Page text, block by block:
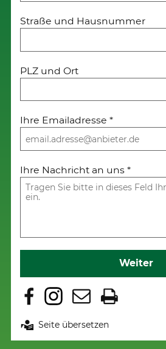
Straße und Hausnummer
PLZ und Ort
Ihre Emailadresse*
Ihre Nachricht an uns*
Weiter
Seite übersetzen